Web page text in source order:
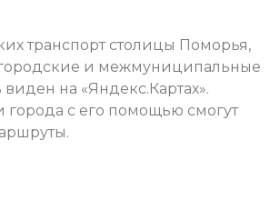
транспорт столицы Поморья,
и межмуниципальные
виден на «Яндекс.Картах».
города с его помощью смогут